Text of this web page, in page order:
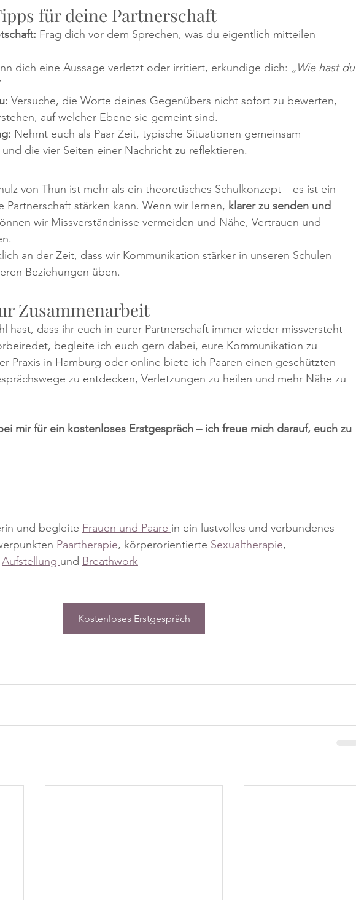
für deine Partnerschaft
Frag dich vor dem Sprechen, was du eigentlich mitteilen
dich eine Aussage verletzt oder irritiert, erkundige dich: „Wie hast du
Versuche, die Worte deines Gegenübers nicht sofort zu bewerten,
auf welcher Ebene sie gemeint sind.
Nehmt euch als Paar Zeit, typische Situationen gemeinsam
die vier Seiten einer Nachricht zu reflektieren.
von Thun ist mehr als ein theoretisches Schulkonzept – es ist ein
Partnerschaft stärken kann. Wenn wir lernen, klarer zu senden und
wir Missverständnisse vermeiden und Nähe, Vertrauen und
an der Zeit, dass wir Kommunikation stärker in unseren Schulen
Beziehungen üben.
Zusammenarbeit
hast, dass ihr euch in eurer Partnerschaft immer wieder missversteht
begleite ich euch gern dabei, eure Kommunikation zu
Praxis in Hamburg oder online biete ich Paaren einen geschützten
zu entdecken, Verletzungen zu heilen und mehr Nähe zu
mir für ein kostenloses Erstgespräch – ich freue mich darauf, euch zu
und begleite Frauen und Paare in ein lustvolles und verbundenes
Paartherapie, körperorientierte Sexualtherapie,
Aufstellung und Breathwork
Kostenloses Erstgespräch